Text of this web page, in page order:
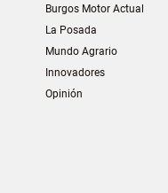
Burgos Motor Actual
La Posada
Mundo Agrario
Innovadores
Opinión